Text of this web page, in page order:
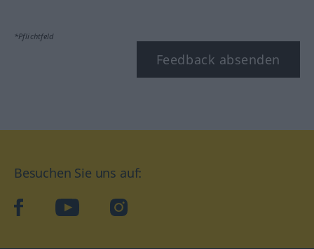
*Pflichtfeld
Feedback absenden
Besuchen Sie uns auf:
facebookYouTube Instagram